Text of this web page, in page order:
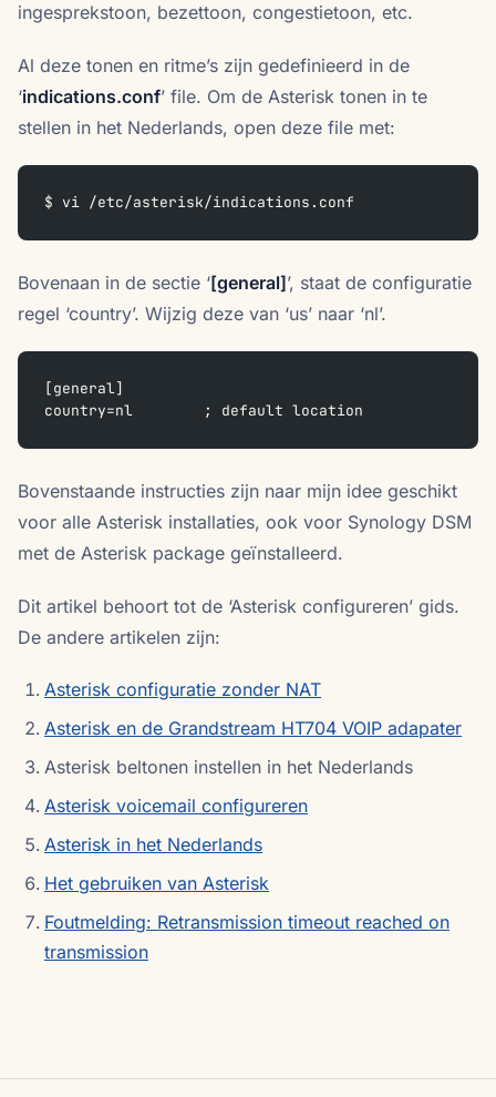
ingesprekstoon, bezettoon, congestietoon, etc.
Al deze tonen en ritme’s zijn gedefinieerd in de
‘indications.conf’ file. Om de Asterisk tonen in te
stellen in het Nederlands, open deze file met:
$ vi /etc/asterisk/indications.conf
Bovenaan in de sectie ‘[general]’, staat de configuratie
regel ‘country’. Wijzig deze van ‘us’ naar ‘nl’.
[general]
country=nl        ; default location
Bovenstaande instructies zijn naar mijn idee geschikt
voor alle Asterisk installaties, ook voor Synology DSM
met de Asterisk package geïnstalleerd.
Dit artikel behoort tot de ‘Asterisk configureren’ gids.
De andere artikelen zijn:
Asterisk configuratie zonder NAT
Asterisk en de Grandstream HT704 VOIP adapater
Asterisk beltonen instellen in het Nederlands
Asterisk voicemail configureren
Asterisk in het Nederlands
Het gebruiken van Asterisk
Foutmelding: Retransmission timeout reached on
transmission